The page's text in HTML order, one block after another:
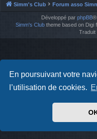
En poursuivant votre
l’utilisation de cookies.
Simm's Club Forum asso
Développé par phpBB®
Simm's Club theme based on Digi
Traduit